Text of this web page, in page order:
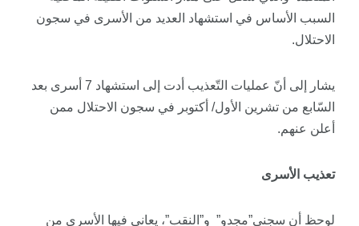
السبب الأساس في استشهاد العديد من الأسرى في سجون
الاحتلال.
يشار إلى أنّ عمليات التّعذيب أدت إلى استشهاد 7 أسرى بعد
السّابع من تشرين الأول/ أكتوبر في سجون الاحتلال ممن
أعلن عنهم.
تعذيب الأسرى
لوحظ أن سجني”مجدو” و”النقب”، يعاني فيها الأسرى من